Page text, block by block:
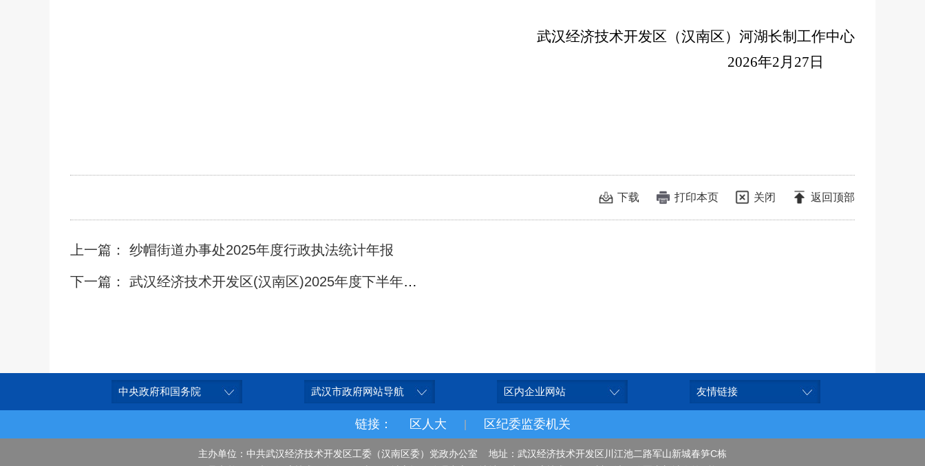
武汉经济技术开发区（汉南区）河湖长制工作中心
2026年2月 27 日
下载 打印本页 关闭 返回顶部
上一篇： 纱帽街道办事处2025年度行政执法统计年报
下一篇： 武汉经济技术开发区(汉南区)2025年度下半年事业单位公开招聘拟聘用人员公示 (第二批)
中央政府和国务院 武汉市政府网站导航 区内企业网站 友情链接
链接： 区人大 区纪委监委机关
主办单位：中共武汉经济技术开发区工委（汉南区委）党政办公室 地址：武汉经济技术开发区川江池二路军山新城春笋C栋